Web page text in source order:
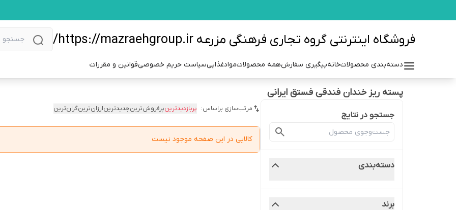
فروشگاه اینترنتی گروه تجاری فرهنگی مزرعه https://mazraehgroup.ir/
دسته‌بندی محصولاتخانهپیگیری سفارشهمه محصولاتموادغذاییسیاست حریم خصوصیقوانین و مقررات
پسته ریز خندان فندقی فستق ایرانی
جستجو در نتایج
دسته‌بندی
برند
مرتب‌سازی براساس: پربازدیدترینپرفروش‌ترینجدیدترینارزان‌ترینگران‌ترین
کالایی در این صفحه موجود نیست